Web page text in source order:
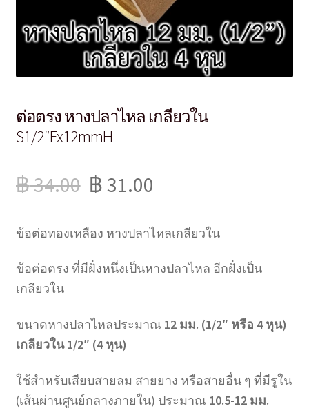
ต่อตรง หางปลาไหล เกลียวใน
S1/2″Fx12mmH
฿34.00 ฿31.00
ข้อต่อทองเหลือง หางปลาไหลเกลียวใน
ข้อต่อตรง ที่มีฝั่งหนึ่งเป็นหางปลาไหล อีกฝั่งเป็น
เกลียวใน
ขนาดหางปลาไหลประมาณ 12 มม. (1/2″ หรือ 4 หุน)
เกลียวใน 1/2″ (4 หุน)
ใช้สำหรับเสียบสายลม สายยาง หรือสายอื่น ๆ ที่มีรูใน
(เส้นผ่านศูนย์กลางภายใน) ประมาณ 10.5-12 มม.